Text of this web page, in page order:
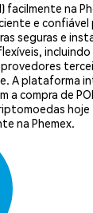
facilmente na
e confiável
seguras e
A plataforma
a compra de
na Phemex.